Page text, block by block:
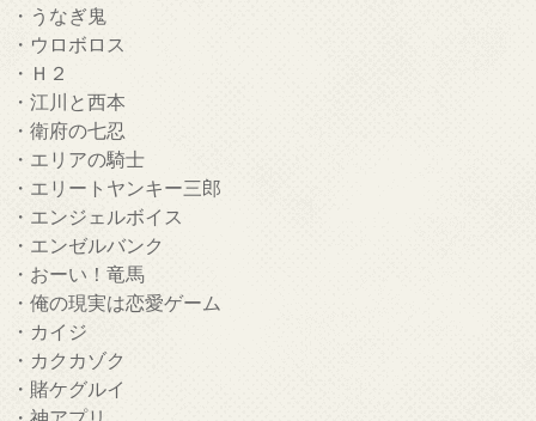
・うなぎ鬼
・ウロボロス
・Ｈ２
・江川と西本
・衛府の七忍
・エリアの騎士
・エリートヤンキー三郎
・エンジェルボイス
・エンゼルバンク
・おーい！竜馬
・俺の現実は恋愛ゲーム
・カイジ
・カクカゾク
・賭ケグルイ